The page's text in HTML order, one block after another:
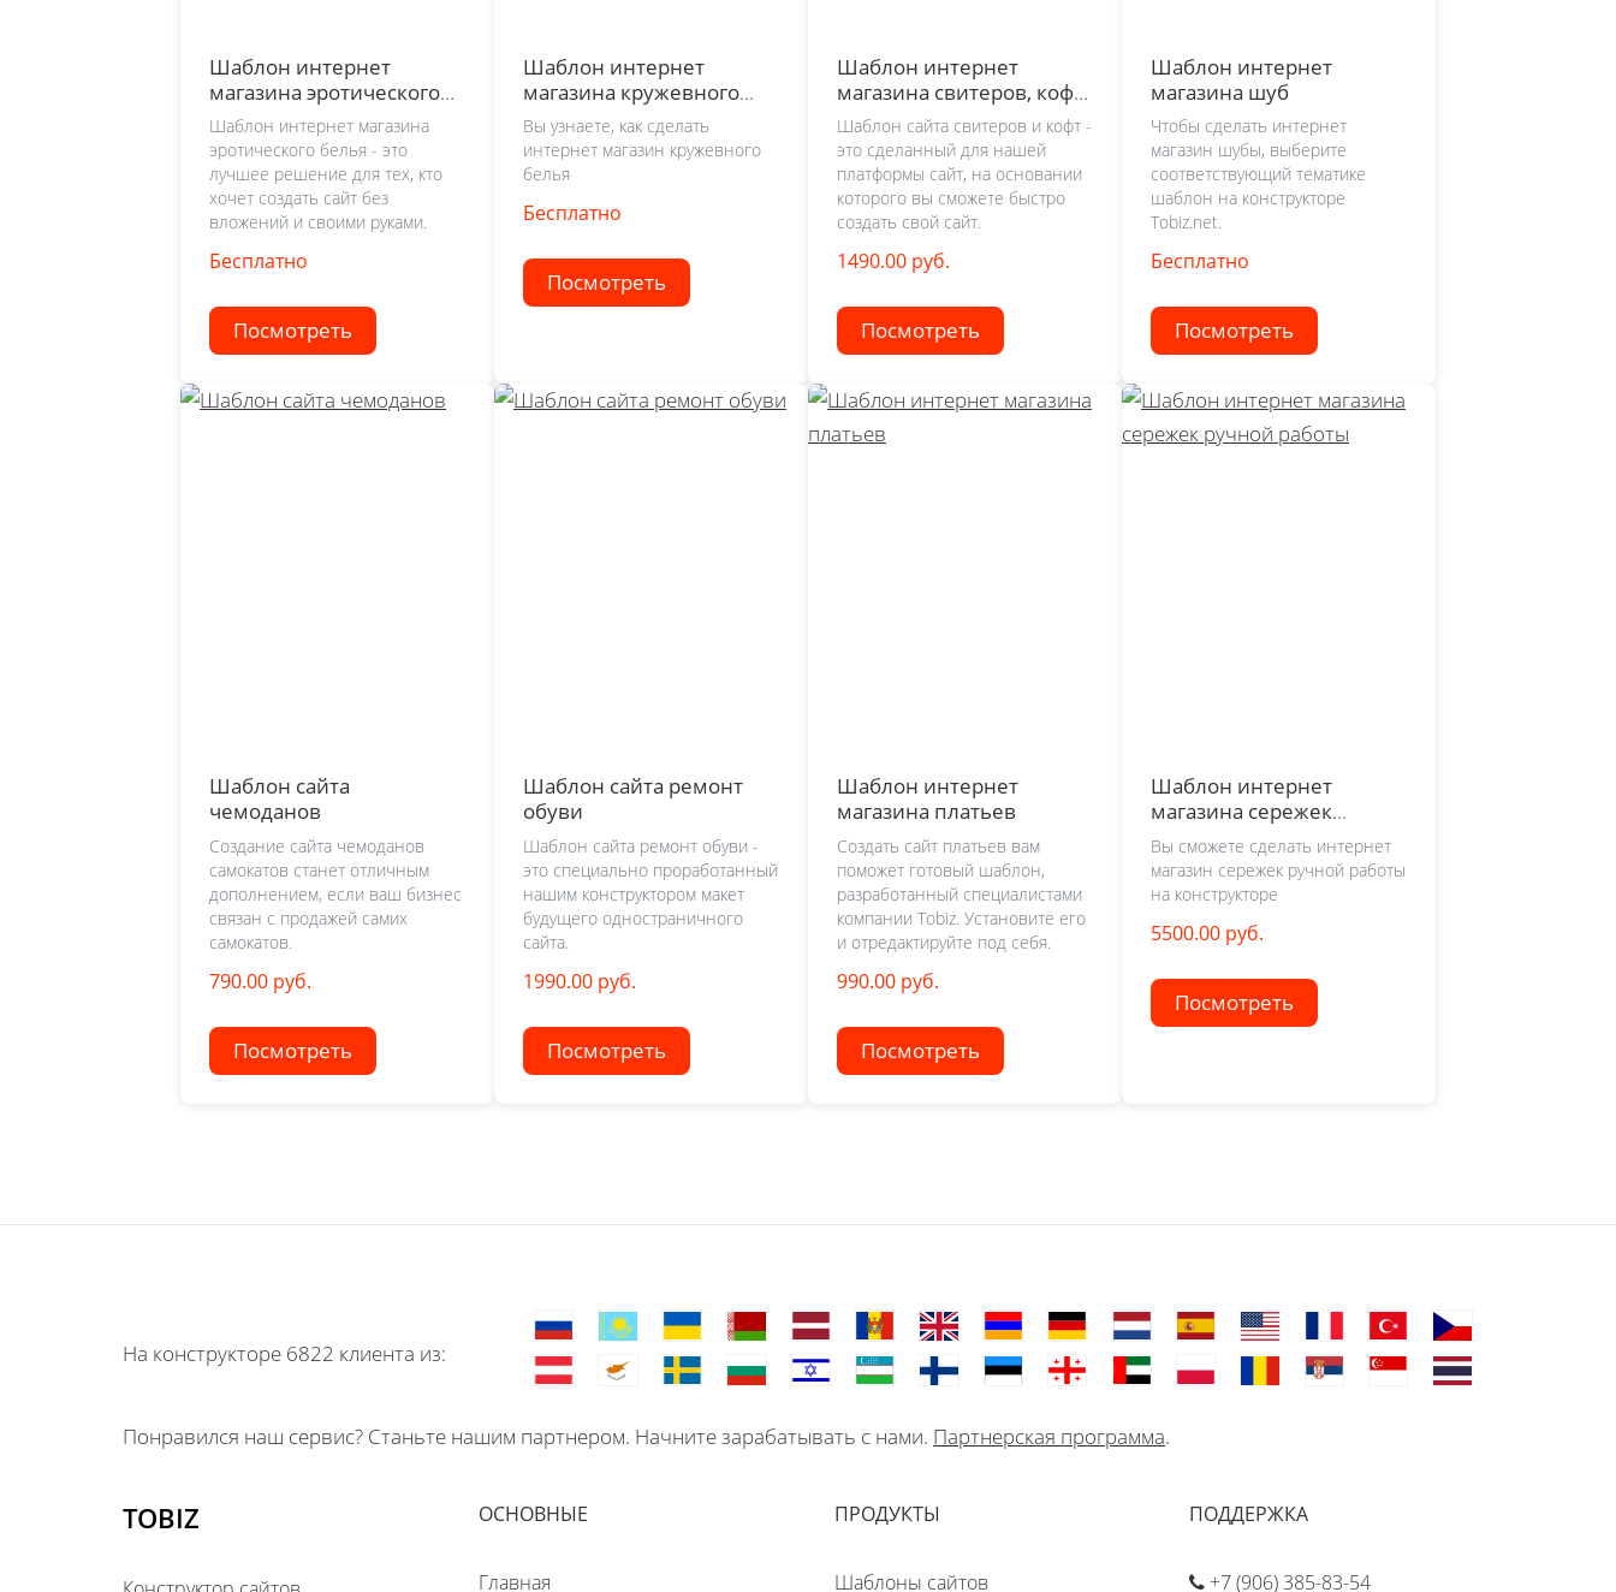
Шаблон интернет
магазина эротического
белья
Шаблон интернет магазина
эротического белья - это
лучшее решение для тех, кто
хочет создать сайт без
вложений и своими руками.
Бесплатно
Посмотреть
Шаблон интернет
магазина кружевного
белья
Вы узнаете, как сделать
интернет магазин кружевного
белья
Бесплатно
Посмотреть
Шаблон интернет
магазина свитеров, кофт
и толстовок
Шаблон сайта свитеров и кофт -
это сделанный для нашей
платформы сайт, на основании
которого вы сможете быстро
создать свой сайт.
1490.00 руб.
Посмотреть
Шаблон интернет
магазина шуб
Чтобы сделать интернет
магазин шубы, выберите
соответствующий тематике
шаблон на конструкторе
Tobiz.net.
Бесплатно
Посмотреть
Шаблон сайта
чемоданов
Создание сайта чемоданов
самокатов станет отличным
дополнением, если ваш бизнес
связан с продажей самих
самокатов.
790.00 руб.
Посмотреть
Шаблон сайта ремонт
обуви
Шаблон сайта ремонт обуви -
это специально проработанный
нашим конструктором макет
будущего одностраничного
сайта.
1990.00 руб.
Посмотреть
Шаблон интернет
магазина платьев
Создать сайт платьев вам
поможет готовый шаблон,
разработанный специалистами
компании Tobiz. Установите его
и отредактируйте под себя.
990.00 руб.
Посмотреть
Шаблон интернет
магазина сережек
ручной работы
Вы сможете сделать интернет
магазин сережек ручной работы
на конструкторе
5500.00 руб.
Посмотреть
На конструкторе 6822 клиента из:
Понравился наш сервис? Станьте нашим партнером. Начните зарабатывать с нами. Партнерская программа.
TOBIZ ОСНОВНЫЕ
Главная
ПРОДУКТЫ
Шаблоны сайтов
ПОДДЕРЖКА
+7 (906) 385-83-54